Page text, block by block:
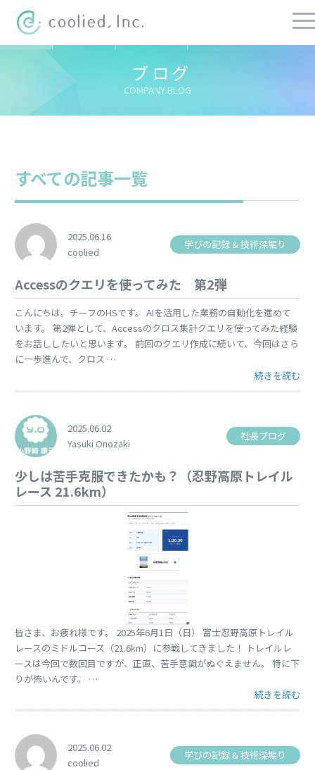
ブログ
COMPANY BLOG
ての記事
すべての記事一覧
2025.06.16
coolied
学びの記録 & 技術深堀り
Accessのクエリを使ってみた 第2弾
こんにちは。チーフのHSです。 AIを活用した業務の自動化を進めて
います。 第2弾として、Accessのクロス集計クエリを使ってみた経験
をお話ししたいと思います。 前回のクエリ作成に続いて、今回はさら
に一歩進んで、クロス …
“Accessのク
続きを読む
2025.06.02
Yasuki Onozaki
社長ブログ
少しは苦手克服できたかも？（忍野高原トレイル
レース 21.6km）
皆さま、お疲れ様です。 2025年6月1日（日） 富士忍野高原トレイル
レースのミドルコース（21.6km）に参戦してきました！ トレイルレ
ースは今回で数回目ですが、正直、苦手意識がぬぐえません。 特に下
りが怖いんです。 …
“少しは苦手
続きを読む
2025.06.02
coolied
学びの記録 & 技術深堀り